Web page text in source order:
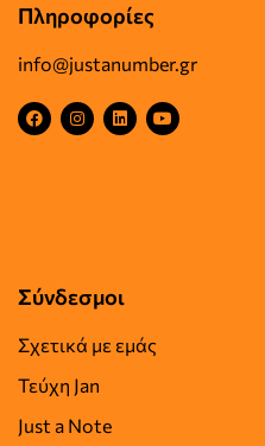
Πληροφορίες
info@justanumber.gr
Σύνδεσμοι
Σχετικά με εμάς
Τεύχη Jan
Just a Note